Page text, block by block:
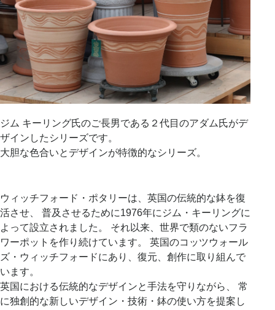
ジム キーリング氏のご長男である２代目のアダム氏がデ
ザインしたシリーズです。
大胆な色合いとデザインが特徴的なシリーズ。
ウィッチフォード・ポタリーは、英国の伝統的な鉢を復
活させ、 普及させるために1976年にジム・キーリングに
よって設立されました。 それ以来、世界で類のないフラ
ワーポットを作り続けています。 英国のコッツウォール
ズ・ウィッチフォードにあり、復元、創作に取り組んで
います。
英国における伝統的なデザインと手法を守りながら、 常
に独創的な新しいデザイン・技術・鉢の使い方を提案し